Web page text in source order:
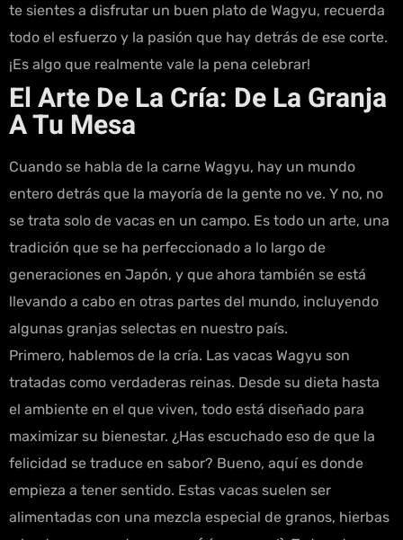
te sientes a disfrutar un buen plato de Wagyu, recuerda
todo el esfuerzo y la pasión que hay detrás de ese corte.
¡Es algo que realmente vale la pena celebrar!
El Arte De La Cría: De La Granja
A Tu Mesa
Cuando se habla de la carne Wagyu, hay un mundo
entero detrás que la mayoría de la gente no ve. Y no, no
se trata solo de vacas en un campo. Es todo un arte, una
tradición que se ha perfeccionado a lo largo de
generaciones en Japón, y que ahora también se está
llevando a cabo en otras partes del mundo, incluyendo
algunas granjas selectas en nuestro país.
Primero, hablemos de la cría. Las vacas Wagyu son
tratadas como verdaderas reinas. Desde su dieta hasta
el ambiente en el que viven, todo está diseñado para
maximizar su bienestar. ¿Has escuchado eso de que la
felicidad se traduce en sabor? Bueno, aquí es donde
empieza a tener sentido. Estas vacas suelen ser
alimentadas con una mezcla especial de granos, hierbas